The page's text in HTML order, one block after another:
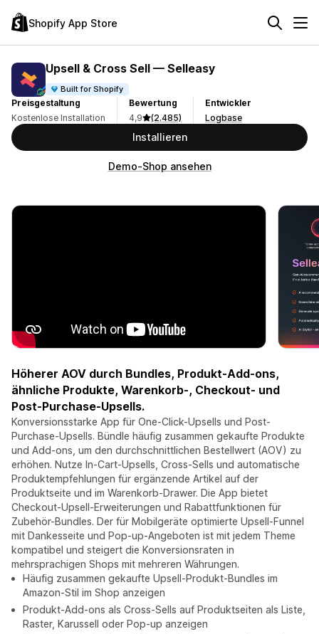
Shopify App Store
Upsell & Cross Sell — Selleasy
Built for Shopify
Preisgestaltung
Kostenlose Installation
Bewertung
4,9
(2.485)
Entwickler
Logbase
Installieren
Demo-Shop ansehen
Höherer AOV durch Bundles, Produkt-Add-ons,
ähnliche Produkte, Warenkorb-, Checkout- und
Post-Purchase-Upsells.
Konversionsstarke App für One-Click-Upsells und Post-
Purchase-Upsells. Bündle häufig zusammen gekaufte Produkte
und Add-ons, um den durchschnittlichen Bestellwert (AOV) zu
erhöhen. Nutze In-Cart-Upsells, Cross-Sells und automatische
Produktempfehlungen für ergänzende Artikel auf der
Produktseite und im Warenkorb-Drawer. Die App bietet
Checkout-Upsell-Erweiterungen und Rabattfunktionen für
Zubehör-Bundles. Der für Mobilgeräte optimierte Upsell-Funnel
mit Dankesseite und Pop-up-Angeboten ist mit jedem Theme
kompatibel und steigert die Konversionsraten in
mehrsprachigen Shops mit mehreren Währungen.
Häufig zusammen gekaufte Upsell-Produkt-Bundles im
Amazon-Stil im Shop anzeigen
Produkt-Add-ons als Cross-Sells auf Produktseiten als Liste,
Raster, Karussell oder Pop-up anzeigen